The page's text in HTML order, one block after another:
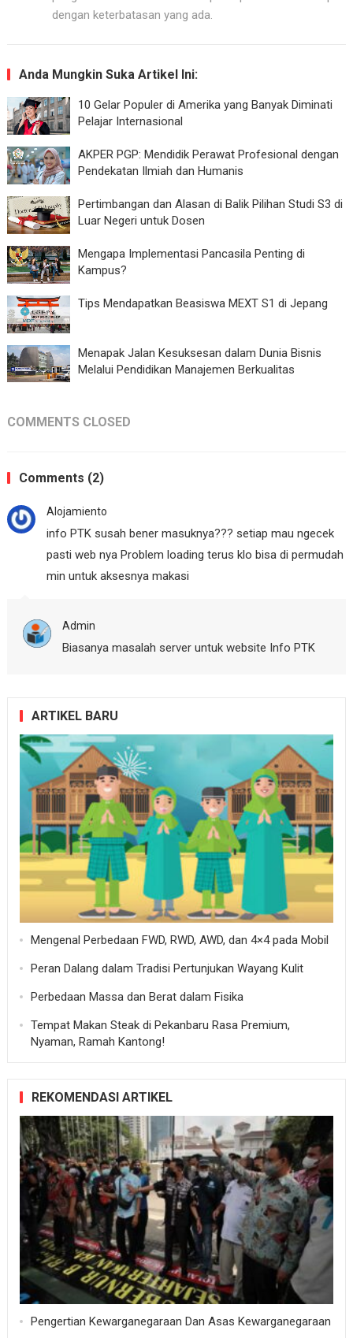
dengan keterbatasan yang ada.
Anda Mungkin Suka Artikel Ini:
10 Gelar Populer di Amerika yang Banyak Diminati
Pelajar Internasional
AKPER PGP: Mendidik Perawat Profesional dengan
Pendekatan Ilmiah dan Humanis
Pertimbangan dan Alasan di Balik Pilihan Studi S3 di
Luar Negeri untuk Dosen
Mengapa Implementasi Pancasila Penting di
Kampus?
Tips Mendapatkan Beasiswa MEXT S1 di Jepang
Menapak Jalan Kesuksesan dalam Dunia Bisnis
Melalui Pendidikan Manajemen Berkualitas
COMMENTS CLOSED
Comments (2)
Alojamiento
info PTK susah bener masuknya??? setiap mau ngecek
pasti web nya Problem loading terus klo bisa di permudah
min untuk aksesnya makasi
Admin
Biasanya masalah server untuk website Info PTK
ARTIKEL BARU
Mengenal Perbedaan FWD, RWD, AWD, dan 4×4 pada Mobil
Peran Dalang dalam Tradisi Pertunjukan Wayang Kulit
Perbedaan Massa dan Berat dalam Fisika
Tempat Makan Steak di Pekanbaru Rasa Premium,
Nyaman, Ramah Kantong!
REKOMENDASI ARTIKEL
Pengertian Kewarganegaraan Dan Asas Kewarganegaraan